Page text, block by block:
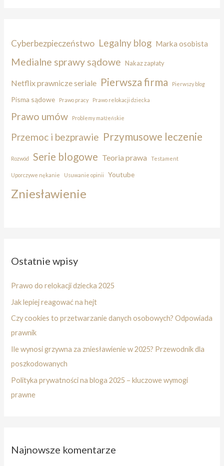
Cyberbezpieczeństwo Legalny blog Marka osobista
Medialne sprawy sądowe Nakaz zapłaty
Netflix prawnicze seriale Pierwsza firma Pierwszy blog
Pisma sądowe Prawo pracy Prawo relokacji dziecka
Prawo umów Problemy małżeńskie
Przemoc i bezprawie Przymusowe leczenie
Rozwód Serie blogowe Teoria prawa Testament
Uporczywe nękanie Usuwanie opinii Youtube
Zniesławienie
Ostatnie wpisy
Prawo do relokacji dziecka 2025
Jak lepiej reagować na hejt
Czy cookies to przetwarzanie danych osobowych? Odpowiada
prawnik
Ile wynosi grzywna za zniesławienie w 2025? Przewodnik dla
poszkodowanych
Polityka prywatności na bloga 2025 – kluczowe wymogi
prawne
Najnowsze komentarze